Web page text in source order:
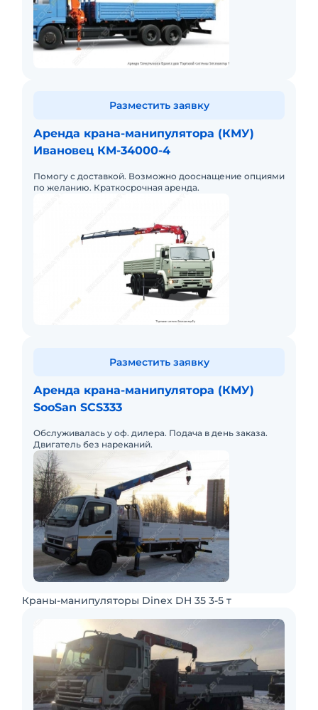
Аренда крана-манипулятора (КМУ)
Ивановец КМ-34000-4
Помогу с доставкой. Возможно дооснащение опциями
по желанию. Краткосрочная аренда.
Разместить заявку
Аренда крана-манипулятора (КМУ)
SooSan SCS333
Обслуживалась у оф. дилера. Подача в день заказа.
Двигатель без нареканий.
Разместить заявку
Краны-манипуляторы Dinex DH 35 3-5 т